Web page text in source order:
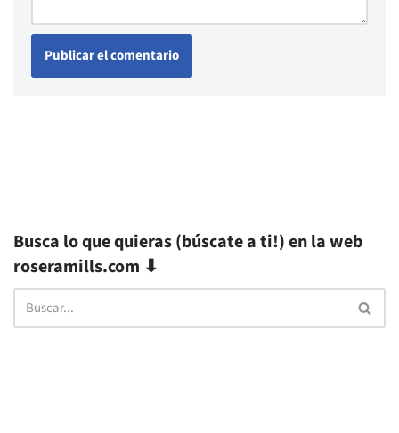
Busca lo que quieras (búscate a ti!) en la web
roseramills.com ⬇